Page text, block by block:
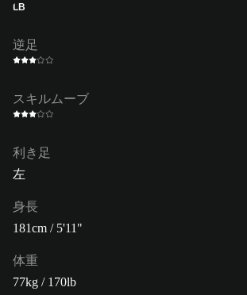
LB
逆足
スキルムーブ
利き足
左
身長
181cm / 5'11"
体重
77kg / 170lb